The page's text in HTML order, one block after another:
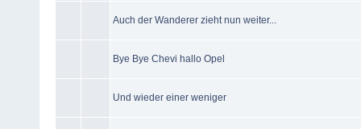
Auch der Wanderer zieht nun weiter...
Bye Bye Chevi hallo Opel
Und wieder einer weniger